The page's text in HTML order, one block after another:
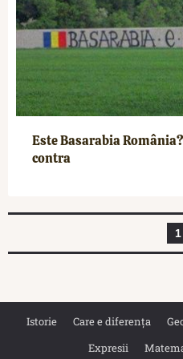
Este Basarabia
contra
1
Istorie Care e diferența
Expresii